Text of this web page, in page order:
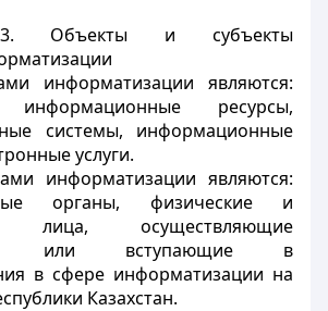
Объекты и субъекты
информатизации являются:
информационные ресурсы,
системы, информационные
услуги.
информатизации являются:
органы, физические и
лица, осуществляющие
или вступающие в
в сфере информатизации на
Казахстан.